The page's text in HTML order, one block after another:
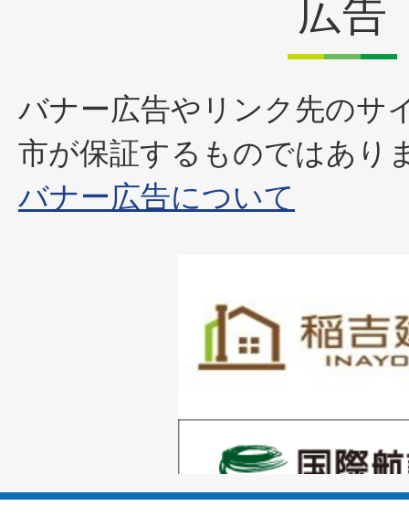
広告
バナー広告やリンク先のサ
市が保証するものではあり
バナー広告について
枚
目
ラ
枚